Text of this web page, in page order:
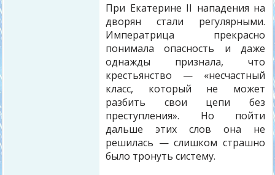
При Екатерине II нападения на
дворян стали регулярными.
Императрица прекрасно
понимала опасность и даже
однажды признала, что
крестьянство — «несчастный
класс, который не может
разбить свои цепи без
преступления». Но пойти
дальше этих слов она не
решилась — слишком страшно
было тронуть систему.